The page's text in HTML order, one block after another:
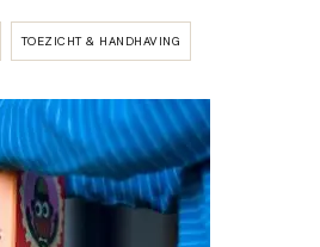
TOEZICHT & HANDHAVING